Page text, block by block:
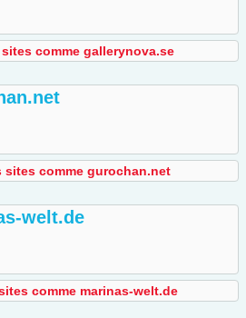
comme gallerynova.se
sites comme gurochan.net
welt.de
comme marinas-welt.de